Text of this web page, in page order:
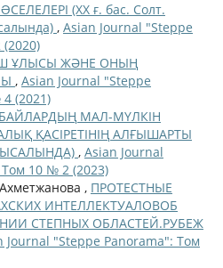
(ХХ ғ. бас. Солт.
, Asian Journal "Steppe
ҰЛЫСЫ ЖӘНЕ ОНЫҢ
, Asian Journal "Steppe
(2021)
БАЙЛАРДЫҢ МАЛ-МҮЛКІН
ҚАСІРЕТІНІҢ АЛҒЫШАРТЫ
, Asian Journal
10 № 2 (2023)
, ПРОТЕСТНЫЕ
ИНТЕЛЛЕКТУАЛОВОБ
СТЕПНЫХ ОБЛАСТЕЙ.РУБЕЖ
Journal "Steppe Panorama": Том